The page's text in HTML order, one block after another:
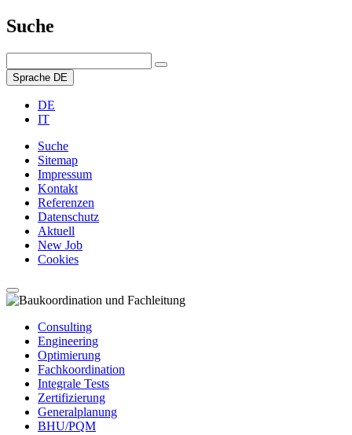
Suche
Sprache DE
DE
IT
Suche
Sitemap
Impressum
Kontakt
Referenzen
Datenschutz
Aktuell
New Job
Cookies
Consulting
Engineering
Optimierung
Fachkoordination
Integrale Tests
Zertifizierung
Generalplanung
BHU/PQM